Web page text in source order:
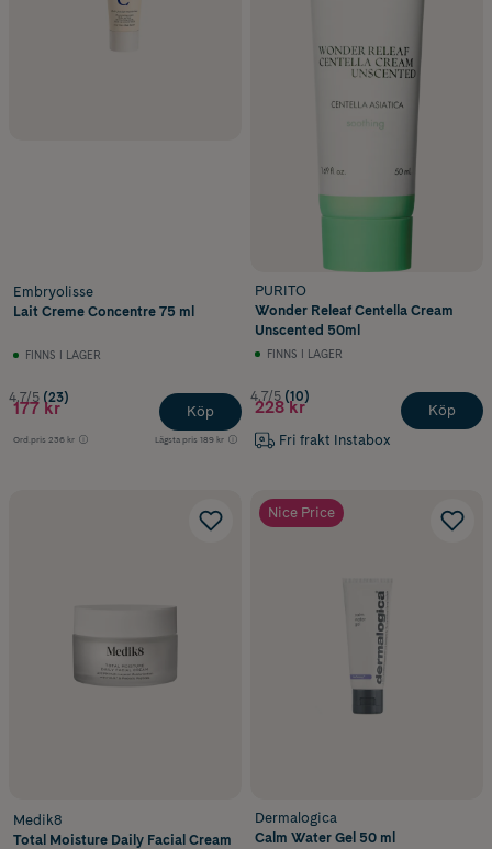
Embryolisse
Lait Creme Concentre 75 ml
FINNS I LAGER
4.7/5 (23)
177 kr
Ord.pris 236 kr Lägsta pris 189 kr
Köp
PURITO
Wonder Releaf Centella Cream
Unscented 50ml
FINNS I LAGER
4.7/5 (10)
228 kr
Fri frakt Instabox
Köp
Medik8
Total Moisture Daily Facial Cream
Nice Price
Dermalogica
Calm Water Gel 50 ml